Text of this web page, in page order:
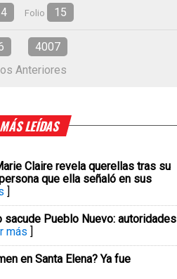
Folio 15
4007
Anteriores
LEÍDAS
Claire revela querellas tras su
que ella señaló en sus
]
sacude Pueblo Nuevo: autoridades
más ]
en Santa Elena? Ya fue